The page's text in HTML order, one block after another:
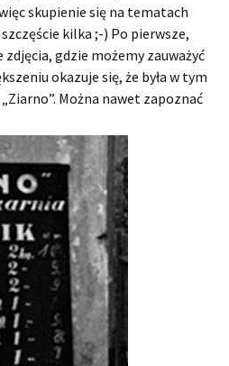
skupienie się na tematach
kilka ;-) Po pierwsze,
gdzie możemy zauważyć
okazuje się, że była w tym
Można nawet zapoznać